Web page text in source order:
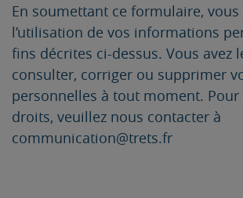
En soumettant ce formulaire, vous
l’utilisation de vos informations
fins décrites ci-dessus. Vous avez
consulter, corriger ou supprimer
personnelles à tout moment. Pour
droits, veuillez nous contacter à
communication@trets.fr